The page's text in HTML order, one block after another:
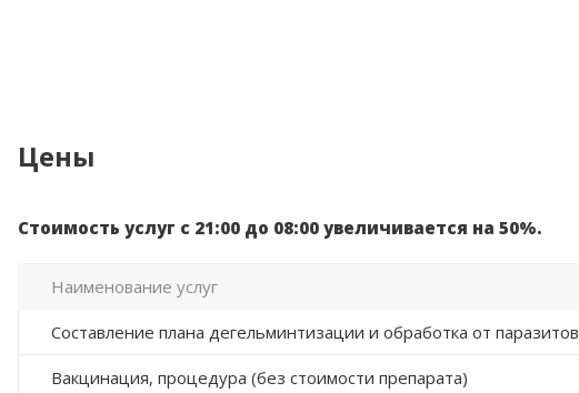
Цены
Стоимость услуг с 21:00 до 08:00 увеличивается на 50%.
Наименование услуг
Составление плана дегельминтизации и обработка от паразитов
Вакцинация, процедура (без стоимости препарата)